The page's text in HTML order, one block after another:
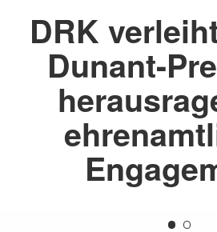
DRK
Dunant-